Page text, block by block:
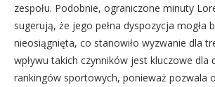
zespołu. Podobnie, ograniczone minuty
sugerują, że jego pełna dyspozycja mogła
nieosiągnięta, co stanowiło wyzwanie dla
wpływu takich czynników jest kluczowe dla
rankingów sportowych, ponieważ pozwala